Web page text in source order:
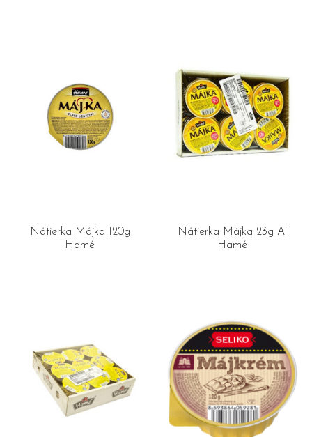
Nátierka Májka 120g
Hamé
Nátierka Májka 23g Al
Hamé